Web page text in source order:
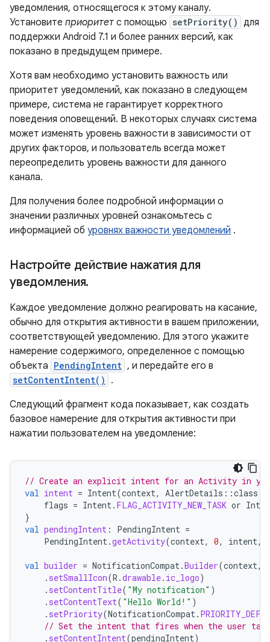
уведомления, относящегося к этому каналу.
Установите приоритет с помощью setPriority() для
поддержки Android 7.1 и более ранних версий, как
показано в предыдущем примере.
Хотя вам необходимо установить важность или
приоритет уведомлений, как показано в следующем
примере, система не гарантирует корректного
поведения оповещений. В некоторых случаях система
может изменять уровень важности в зависимости от
других факторов, и пользователь всегда может
переопределить уровень важности для данного
канала.
Для получения более подробной информации о
значении различных уровней ознакомьтесь с
информацией об уровнях важности уведомлений .
Настройте действие нажатия для
уведомления.
Каждое уведомление должно реагировать на касание,
обычно для открытия активности в вашем приложении,
соответствующей уведомлению. Для этого укажите
намерение содержимого, определенное с помощью
объекта PendingIntent , и передайте его в
setContentIntent()
.
Следующий фрагмент кода показывает, как создать
базовое намерение для открытия активности при
нажатии пользователем на уведомление:
// Create an explicit intent for an Activity in
val intent = Intent(context, AlertDetails ::class
flags = Intent. FLAG_ACTIVITY_NEW_TASK or
}
val pendingIntent : PendingIntent =
PendingIntent.getActivity(context, 0, intent,
val builder = NotificationCompat.Builder(context,
. setSmallIcon(R .drawable. ic_logo)
. setContentTitle( "My notification" )
. setContentText( "Hello World!" )
. setPriority(NotificationCompat.
// Set the intent that fires when the user
. setContentIntent(pendingIntent)